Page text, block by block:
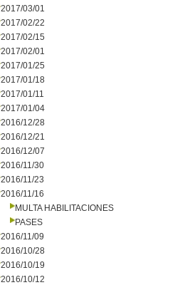
2017/03/01
2017/02/22
2017/02/15
2017/02/01
2017/01/25
2017/01/18
2017/01/11
2017/01/04
2016/12/28
2016/12/21
2016/12/07
2016/11/30
2016/11/23
2016/11/16
MULTA HABILITACIONES
PASES
2016/11/09
2016/10/28
2016/10/19
2016/10/12